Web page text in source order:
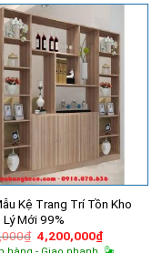
Kệ Trang Trí Tồn Kho
Lý Mới 99%
₫ Giá
gốc
4,200,000₫Giá
hiện